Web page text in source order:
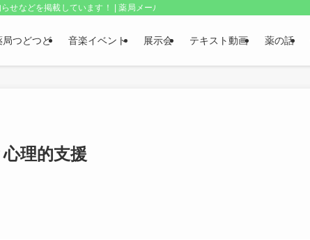
などを掲載しています！ | 薬局メールボックス・上野和夫のつどつど
局つどつど 音楽イベント 展示会 テキスト動画 薬の話
理的支援